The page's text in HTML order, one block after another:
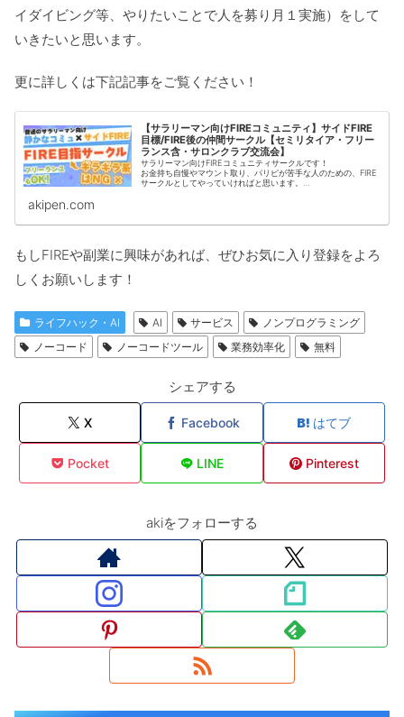
イダイビング等、やりたいことで人を募り月１実施）をして
いきたいと思います。
更に詳しくは下記記事をご覧ください！
【サラリーマン向けFIREコミュニティ】サイドFIRE
目標/FIRE後の仲間サークル【セミリタイア・フリー
ランス含・サロンクラブ交流会】
サラリーマン向けFIREコミュニティサークルです！
お金持ち自慢やマウント取り、パリピが苦手な人のための、FIRE
サークルとしてやっていければと思います。
・「パリピなどギラギラした人やビジネスでの繋がりが、苦手な
す。
akipen.com
もしFIREや副業に興味があれば、ぜひお気に入り登録をよろ
しくお願いします！
ライフハック・AI AI サービス
ノンプログラミング
ノーコード
ノーコードツール 業務効率化 無料
シェアする
X Facebook はてブ
Pocket LINE Pinterest
akiをフォローする